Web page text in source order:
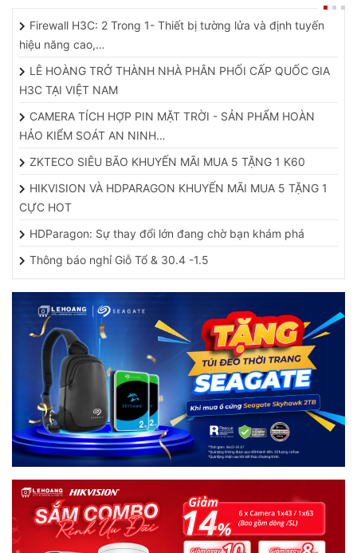
hiệu năng cao,…
LÊ HOÀNG TRỞ THÀNH NHÀ PHÂN PHỐI CẤP QUỐC GIA
H3C TẠI VIỆT NAM
CAMERA TÍCH HỢP PIN MẶT TRỜI - SẢN PHẨM HOÀN
HẢO KIỂM SOÁT AN NINH…
ZKTECO SIÊU BÃO KHUYẾN MÃI MUA 5 TẶNG 1 K60
HIKVISION VÀ HDPARAGON KHUYẾN MÃI MUA 5 TẶNG 1
CỰC HOT
HDParagon: Sự thay đổi lớn đang chờ bạn khám phá
Thông báo nghỉ Giỗ Tổ & 30.4 -1.5